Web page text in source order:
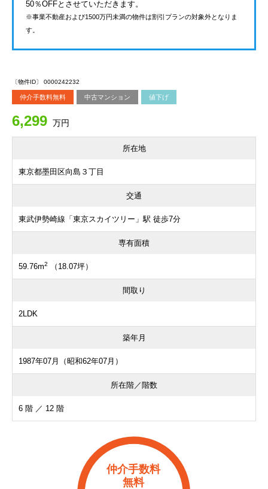
50％OFFとさせていただきます。
※事業不動産および1500万円未満の物件は割引プランの対象外となりま
す。
〔物件ID〕 0000242232
仲介手数料無料 中古マンション 値下げ
6,299 万円
所在地
東京都墨田区向島３丁目
交通
東武伊勢崎線「東京スカイツリー」駅 徒歩7分
専有面積
59.76m2 （18.07坪）
間取り
2LDK
築年月
1987年07月（昭和62年07月）
所在階／階数
6 階 ／ 12 階
仲介手数料
無料